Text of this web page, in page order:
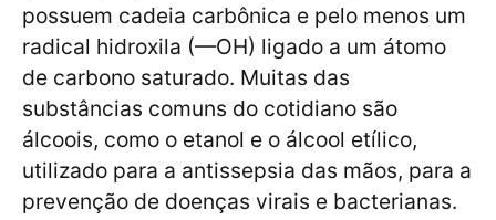
possuem cadeia carbônica e pelo menos um
radical hidroxila (—OH) ligado a um átomo
de carbono saturado. Muitas das
substâncias comuns do cotidiano são
álcoois, como o etanol e o álcool etílico,
utilizado para a antissepsia das mãos, para a
prevenção de doenças virais e bacterianas.